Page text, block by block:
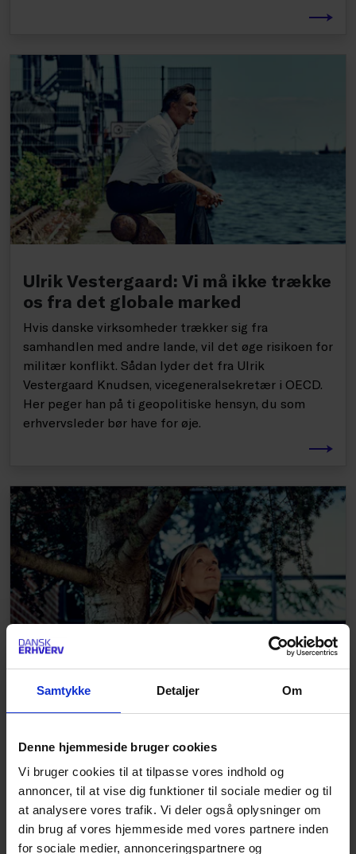
Samtykke Detaljer Om
Denne hjemmeside bruger cookies
Vi bruger cookies til at tilpasse vores indhold og
annoncer, til at vise dig funktioner til sociale medier og til
at analysere vores trafik. Vi deler også oplysninger om
din brug af vores hjemmeside med vores partnere inden
for sociale medier, annonceringspartnere og
Ulrik Vestergaard: Vi må ikke trække
os fra det globale marked
Hvis danske virksomheder trækker sig fra
samhandlen med andre lande, vil det øge risikoen for
militær konflikt. Sådan lyder det fra Ulrik
Vestergaard Knudsen, vicegeneralsekretær i OECD.
Her peger han på ti geopolitiske hensyn, du som
erhvervsleder bør have for øje.
Kathrine Forsberg, Atea: ”Vi skal
det”
Danske virksomheder kan ikke undgå cyberangreb,
men de kan forberede sig ved at opruste på
sikkerheden. Mød Kathrine Forsberg, som er topchef
i it-giganten Atea, hvor den geopolitiske sikkerhed